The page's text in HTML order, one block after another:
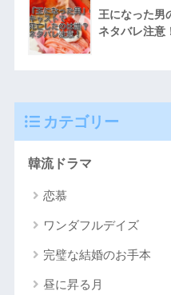
王になった男
ネタバレ注意
カテゴリー
韓流ドラマ
恋慕
ワンダフルデイズ
完璧な結婚のお手本
昼に昇る月